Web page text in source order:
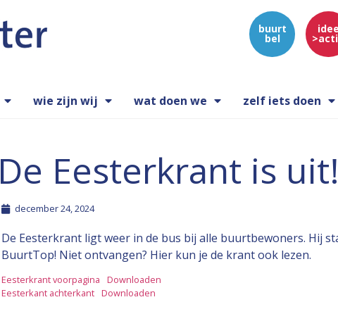
buurt
bel
idee
wie zijn wij wat doen we zelf iets doen
De Eesterkrant is uit!
december 24, 2024
De Eesterkrant ligt weer in de bus bij alle buurtbewoners. Hij
BuurtTop! Niet ontvangen? Hier kun je de krant ook lezen.
Eesterkrant voorpagina
Downloaden
Eesterkant achterkant Downloaden